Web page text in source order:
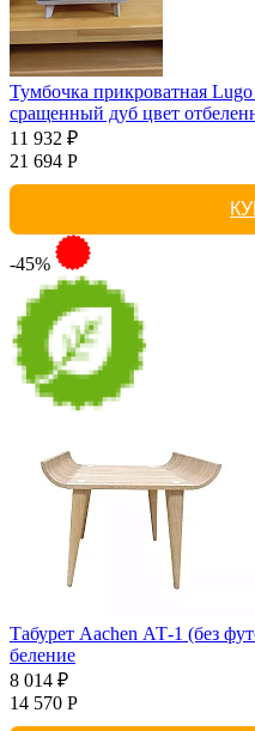
Тумбочка прикроватная
сращенный дуб цвет
11 932 ₽
21 694 Р
-45%
Табурет Aachen АТ-1 (без
беление
8 014 ₽
14 570 Р